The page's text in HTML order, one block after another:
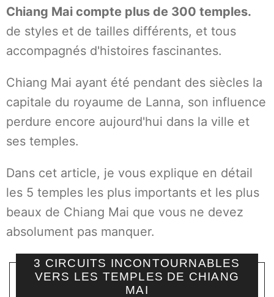
Chiang Mai compte plus de 300 temples.
de styles et de tailles différents, et tous
accompagnés d'histoires fascinantes.
Chiang Mai ayant été pendant des siècles la
capitale du royaume de Lanna, son influence
perdure encore aujourd'hui dans la ville et
ses temples.
Dans cet article, je vous explique en détail
les 5 temples les plus importants et les plus
beaux de Chiang Mai que vous ne devez
absolument pas manquer.
3 CIRCUITS INCONTOURNABLES
VERS LES TEMPLES DE CHIANG
MAI